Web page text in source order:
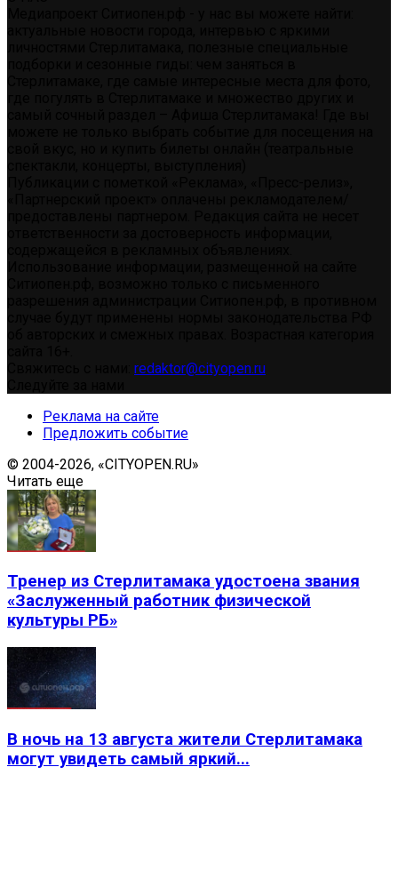
redaktor@cityopen.ru
Реклама на сайте
Предложить событие
© 2004-2026, «CITYOPEN.RU»
Читать еще
Тренер из Стерлитамака удостоена звания
«Заслуженный работник физической
культуры РБ»
В ночь на 13 августа жители Стерлитамака
могут увидеть самый яркий...